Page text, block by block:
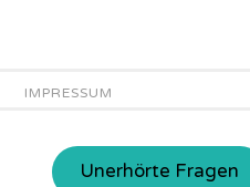
IMPRESSUM
Unerhörte Fragen